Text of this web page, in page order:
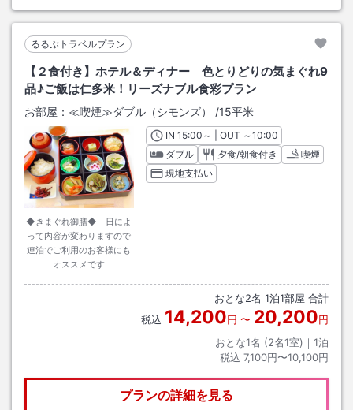
るるぶトラベルプラン
【２食付き】ホテル＆ディナー 色とりどりの気まぐれ9
品♪ご飯は仁多米！リーズナブル食彩プラン
お部屋： ≪喫煙≫ダブル（シモンズ） /15平米
◆きまぐれ御膳◆ 日によ
って内容が変わりますので
連泊でご利用のお客様にも
オススメです
INチェックイン
15:00 ～ | OUT チェックアウト
～10:00
ダブル
夕食/朝食付き
喫煙
現地支払い
おとな2名 1泊1部屋 合計
税込 14,200円 〜 20,200円
おとな1名 (2名1室)｜ 1泊
税込 7,100円〜10,100円
プランの詳細を見る